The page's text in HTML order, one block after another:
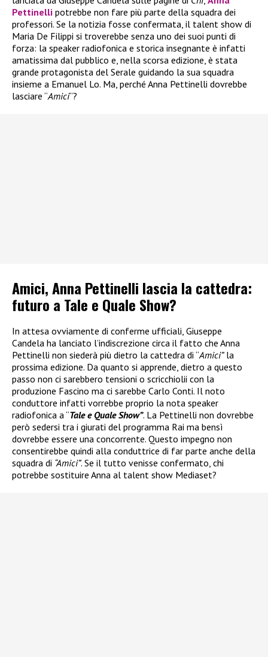
Pettinelli potrebbe non fare più parte della squadra dei
professori. Se la notizia fosse confermata, il talent show di
Maria De Filippi si troverebbe senza uno dei suoi punti di
forza: la speaker radiofonica e storica insegnante è infatti
amatissima dal pubblico e, nella scorsa edizione, è stata
grande protagonista del Serale guidando la sua squadra
insieme a Emanuel Lo. Ma, perché Anna Pettinelli dovrebbe
lasciare “Amici“?
Amici, Anna Pettinelli lascia la cattedra:
futuro a Tale e Quale Show?
In attesa ovviamente di conferme ufficiali, Giuseppe
Candela ha lanciato l’indiscrezione circa il fatto che Anna
Pettinelli non siederà più dietro la cattedra di “Amici”la
prossima edizione. Da quanto si apprende, dietro a questo
passo non ci sarebbero tensioni o scricchiolii con la
produzione Fascino ma ci sarebbe Carlo Conti. Il noto
conduttore infatti vorrebbe proprio la nota speaker
radiofonica a “Tale e Quale Show”. La Pettinelli non dovrebbe
però sedersi tra i giurati del programma Rai ma bensì
dovrebbe essere una concorrente. Questo impegno non
consentirebbe quindi alla conduttrice di far parte anche della
squadra di “Amici”. Se il tutto venisse confermato, chi
potrebbe sostituire Anna al talent show Mediaset?